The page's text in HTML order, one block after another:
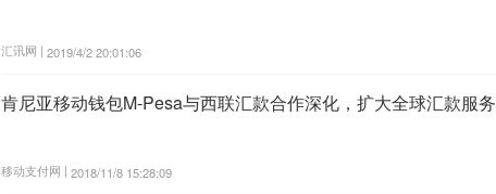
汇讯网 | 2019/4/2 20:01:06
肯尼亚移动钱包M-Pesa与西联汇款合作深化，扩大全球汇款服务
移动支付网 | 2018/11/8 15:28:09